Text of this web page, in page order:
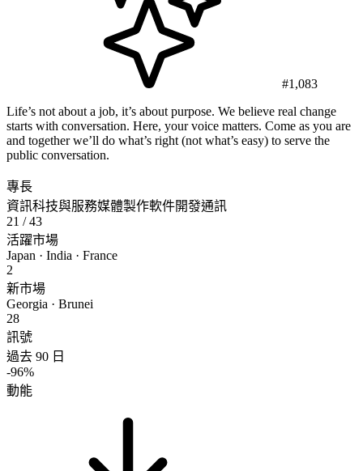
#1,083
Life’s not about a job, it’s about purpose. We believe real change
starts with conversation. Here, your voice matters. Come as you are
and together we’ll do what’s right (not what’s easy) to serve the
public conversation.
專長
資訊科技與服務媒體製作軟件開發通訊
21 / 43
活躍市場
Japan · India · France
2
新市場
Georgia · Brunei
28
訊號
過去 90 日
-96%
動能